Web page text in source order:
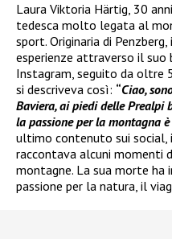
Laura Viktoria Härtig, 30
tedesca molto legata al
sport. Originaria di
esperienze attraverso il
Instagram, seguito da oltre
si descriveva così: “Ciao,
Baviera, ai piedi delle Prealpi
la passione per la montagna
ultimo contenuto sui
raccontava alcuni momenti
montagne. La sua morte
passione per la natura, il